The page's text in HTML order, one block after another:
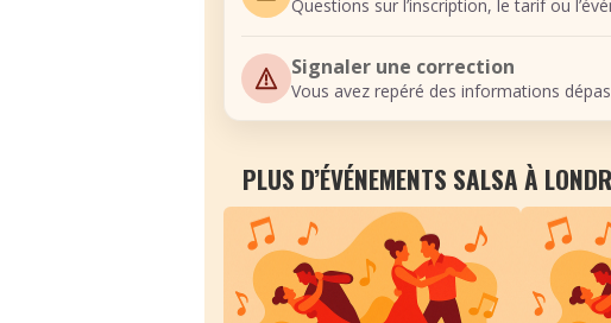
Questions sur l’inscription, le tarif ou
Signaler une correction
Vous avez repéré des informations
PLUS D’ÉVÉNEMENTS SALSA À